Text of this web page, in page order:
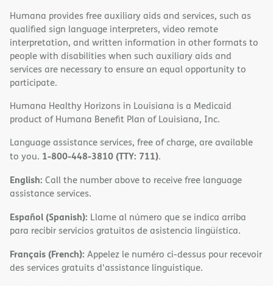
Humana provides free auxiliary aids and services, such as
qualified sign language interpreters, video remote
interpretation, and written information in other formats to
people with disabilities when such auxiliary aids and
services are necessary to ensure an equal opportunity to
participate.
Humana Healthy Horizons in Louisiana is a Medicaid
product of Humana Benefit Plan of Louisiana, Inc.
Language assistance services, free of charge, are available
to you. 1-800-448-3810 (TTY: 711).
English: Call the number above to receive free language
assistance services.
Español (Spanish): Llame al número que se indica arriba
para recibir servicios gratuitos de asistencia lingüística.
Français (French): Appelez le numéro ci-dessus pour recevoir
des services gratuits d'assistance linguistique.